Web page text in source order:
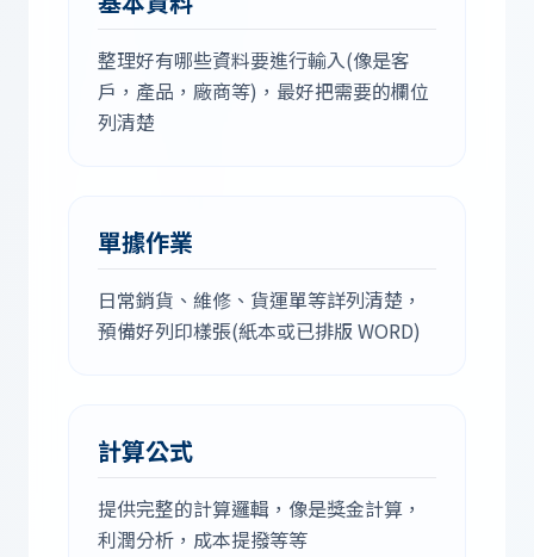
整理好有哪些資料要進行輸入(像是客
戶，產品，廠商等)，最好把需要的欄位
列清楚
單據作業
日常銷貨、維修、貨運單等詳列清楚，
預備好列印樣張(紙本或已排版 WORD)
計算公式
提供完整的計算邏輯，像是獎金計算，
利潤分析，成本提撥等等